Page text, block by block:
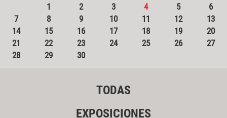
1
2 3 4 5
6
7
8 9 10 11 12
13
14
15 16 17 18 19
20
21
22 23 24 25 26
27
28
29 30
TODAS
EXPOSICIONES